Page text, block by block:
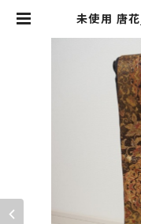
未使用 唐
e